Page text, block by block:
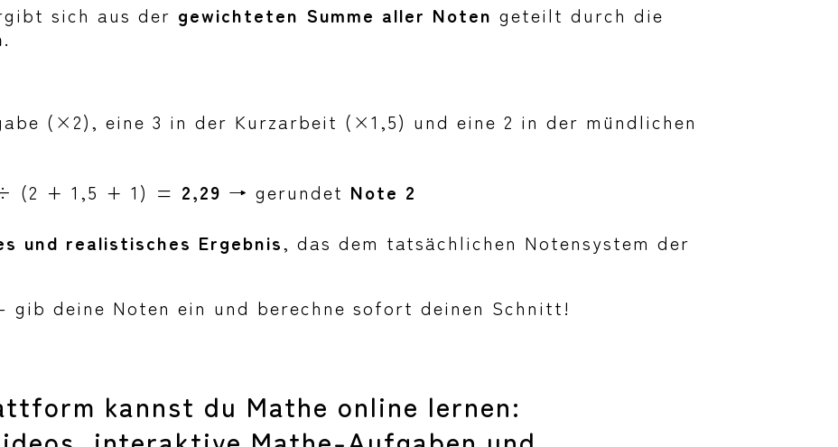
sich aus der gewichteten Summe aller Noten geteilt durch die
.
(×2), eine 3 in der Kurzarbeit (×1,5) und eine 2 in der mündlichen
(2 + 1,5 + 1) = 2,29 → gerundet Note 2
und realistisches Ergebnis, das dem tatsächlichen Notensystem der
gib deine Noten ein und berechne sofort deinen Schnitt!
kannst du Mathe online lernen: